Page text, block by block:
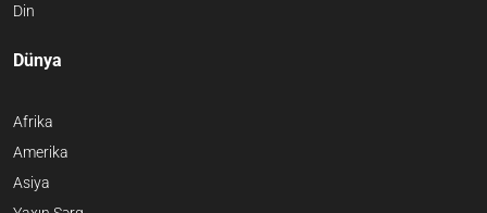
Din
Dünya
Afrika
Amerika
Asiya